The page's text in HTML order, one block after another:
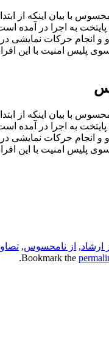
با بیان اینکه
به اجرا در آمده
حرکات نمایشی در
پلیس امنیت با این
با بیان اینکه
به اجرا در آمده
حرکات نمایشی در
پلیس امنیت با این
ارشاد, از نامحسوس,
.